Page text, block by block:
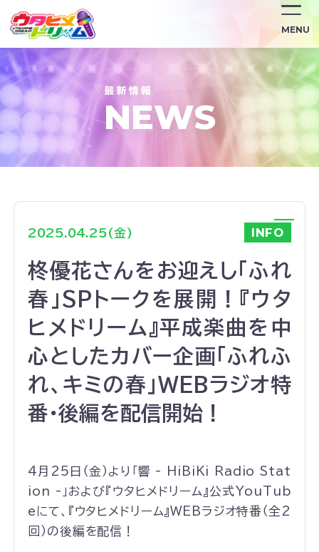
MENU
NEWS
2025.04.25(金) INFO
柊優花さんをお迎えし「ふれ
春」SPトークを展開！『ウタ
ヒメドリーム』平成楽曲を中
心としたカバー企画「ふれふ
れ、キミの春」WEBラジオ特
番・後編を配信開始！
4月25日（金）より「響 - HiBiKi Radio Stat
ion -」および『ウタヒメドリーム』公式YouTub
eにて、『ウタヒメドリーム』WEBラジオ特番（全2
回）の後編を配信！